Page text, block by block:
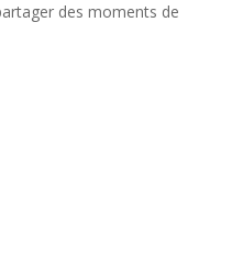
des moments de